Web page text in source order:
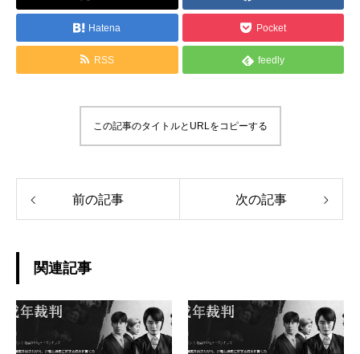
Hatena Pocket
RSS feedly
この記事のタイトルとURLをコピーする
前の記事 次の記事
関連記事